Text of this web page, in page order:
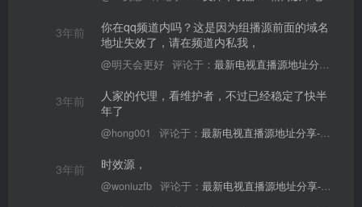
小苹果影视
v1.0.9电视盒
子破解版下
载，继续免费
白嫖直播和点
3年前 2
梅林iptv+5.2.0
电视直播软件
下载，啥频道
分类都有哦！
密码24680！
3年前 1
源地址分享-
ITV源3/12
3年前
3年前
你在qq频道内吗？这是因为组播源前面的域名
地址失效了，请在频道内私我，
@明天会更好 评论于： 最新电视直播源地址分享-山东烟台联通源7/10
3年前
人家的代理，看维护者，不过已经稳定了快半
年了
@hong001 评论于： 最新电视直播源地址分享-轮播代理源7/15
3年前 时效源，
@woniuzfb 评论于： 最新电视直播源地址分享-抖音推流源6/14